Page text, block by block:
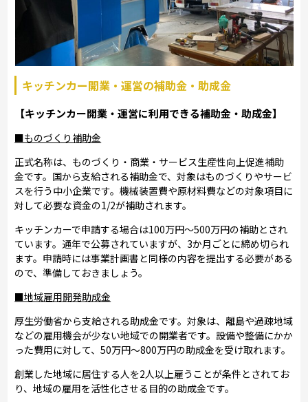
キッチンカー開業・運営の補助金・助成金
【キッチンカー開業・運営に利用できる補助金・助成金】
■ものづくり補助金
正式名称は、ものづくり・商業・サービス生産性向上促進補助
金です。国から支給される補助金で、対象はものづくりやサービ
スを行う中小企業です。機械装置費や原材料費などの対象項目に
対して必要な資金の1/2が補助されます。
キッチンカーで申請する場合は100万円～500万円の補助とされ
ています。通年で公募されていますが、3か月ごとに締め切られ
ます。申請時には事業計画書と同様の内容を提出する必要がある
ので、準備しておきましょう。
■地域雇用開発助成金
厚生労働省から支給される助成金です。対象は、離島や過疎地域
などの雇用機会が少ない地域での開業者です。設備や整備にかか
った費用に対して、50万円～800万円の助成金を受け取れます。
創業した地域に居住する人を2人以上雇うことが条件とされてお
り、地域の雇用を活性化させる目的の助成金です。